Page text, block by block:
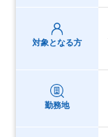
対象となる方
勤務地